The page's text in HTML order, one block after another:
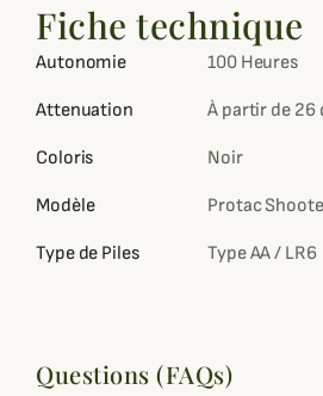
Fiche technique
Autonomie 100 Heures
Attenuation À partir de 26
Coloris Noir
Modèle Protac
Type de Piles Type AA / LR6
Questions (FAQs)